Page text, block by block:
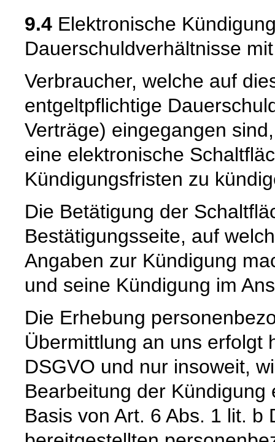
9.4 Elektronische
Dauerschuldverhältnisse
Verbraucher, welche auf
entgeltpflichtige
Verträge) eingegangen
eine elektronische
Kündigungsfristen zu
Die Betätigung der
Bestätigungsseite, auf
Angaben zur Kündigung
und seine Kündigung im
Die Erhebung
Übermittlung an uns erfolgt
DSGVO und nur insoweit,
Bearbeitung der
Basis von Art. 6 Abs. 1 lit. b